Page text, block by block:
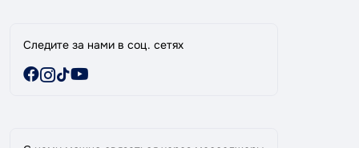
Следите за нами в соц. сетях